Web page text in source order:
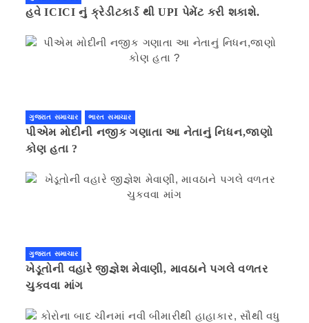
હવે ICICI નું ક્રેડીટકાર્ડ થી UPI પેમેંટ કરી શકાશે.
ગુજરાત સમાચાર ભારત સમાચાર
પીએમ મોદીની નજીક ગણાતા આ નેતાનું નિધન,જાણો
કોણ હતા ?
ગુજરાત સમાચાર
ખેડૂતોની વહારે જીજ્ઞેશ મેવાણી, માવઠાને પગલે વળતર
ચુકવવા માંગ